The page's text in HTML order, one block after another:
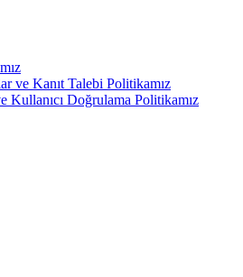
ve Kanıt Talebi Politikamız
Kullanıcı Doğrulama Politikamız